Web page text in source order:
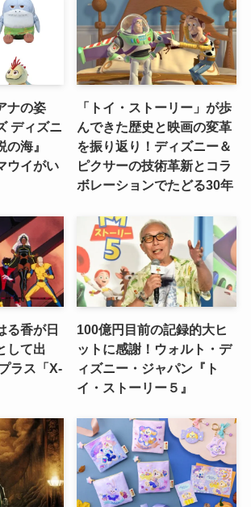
ナの姿
ディズニ
の海』
ウイがい
「トイ・ストーリー」が歩
んできた歴史と映画の変革
を振り返り！ディズニー＆
ピクサーの技術革新とコラ
ボレーションでたどる30年
る香が日
して出
ラス「X-
100億円目前の記録的大ヒ
ットに感謝！ウォルト・デ
ィズニー・ジャパン『ト
イ・ストーリー５』